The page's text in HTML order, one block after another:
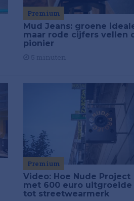
Premium
Mud Jeans: groene
maar rode cijfers vellen
pionier
Premium
Video: Hoe Nude Project
met 600 euro uitgroeide
tot streetwearmerk